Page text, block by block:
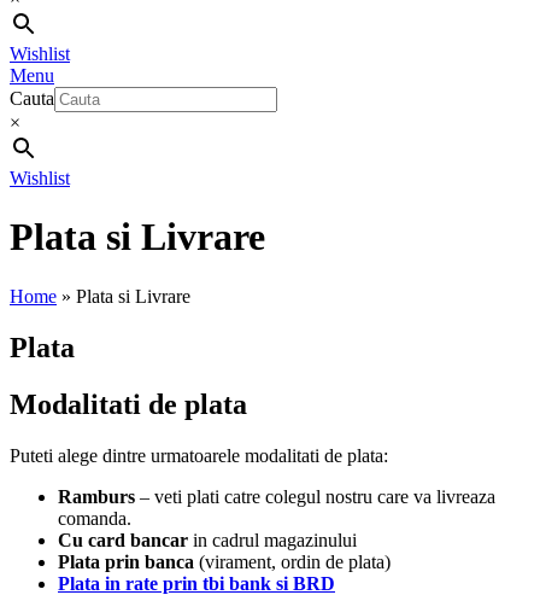
Wishlist
Menu
Cauta
×
Wishlist
Plata si Livrare
Home » Plata si Livrare
Plata
Modalitati de plata
Puteti alege dintre urmatoarele modalitati de plata:
Ramburs – veti plati catre colegul nostru care va livreaza
comanda.
Cu card bancar in cadrul magazinului
Plata prin banca (virament, ordin de plata)
Plata in rate prin tbi bank si BRD